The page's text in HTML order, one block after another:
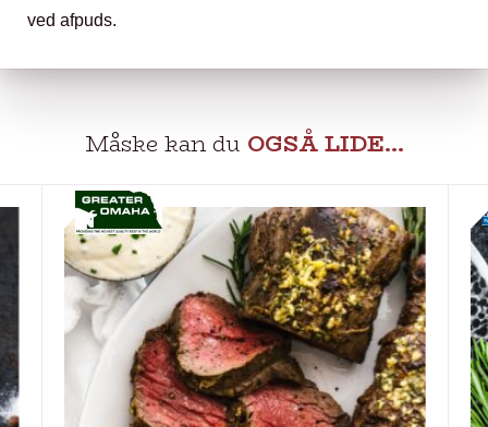
ved afpuds.
Måske kan du OGSÅ LIDE…